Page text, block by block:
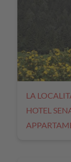
LA
HOTEL